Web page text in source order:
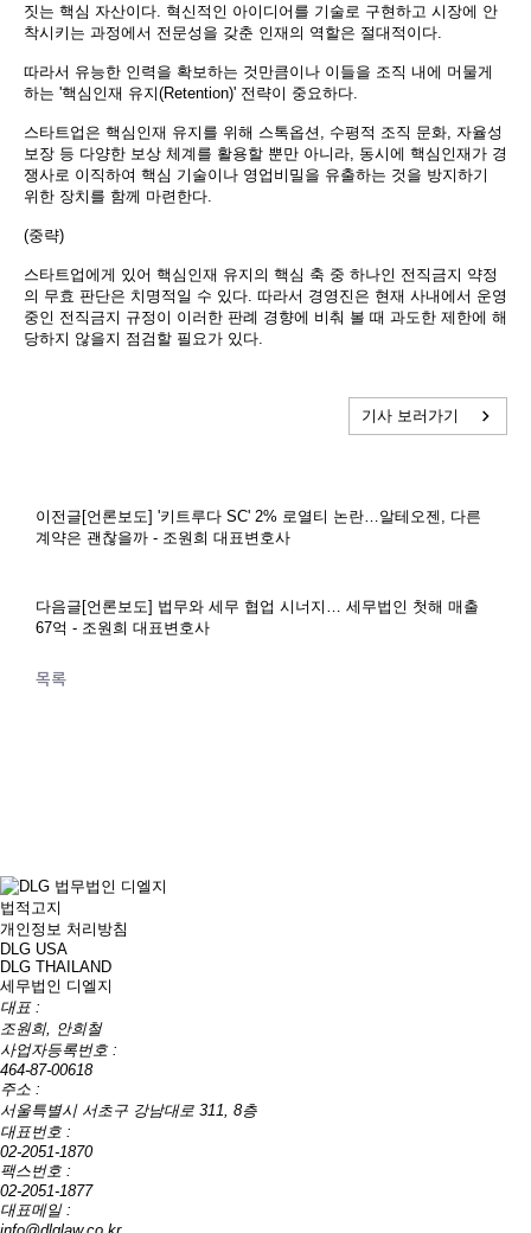
짓는 핵심 자산이다. 혁신적인 아이디어를 기술로 구현하고 시장에 안
착시키는 과정에서 전문성을 갖춘 인재의 역할은 절대적이다.
따라서 유능한 인력을 확보하는 것만큼이나 이들을 조직 내에 머물게
하는 '핵심인재 유지(Retention)' 전략이 중요하다.
스타트업은 핵심인재 유지를 위해 스톡옵션, 수평적 조직 문화, 자율성
보장 등 다양한 보상 체계를 활용할 뿐만 아니라, 동시에 핵심인재가 경
쟁사로 이직하여 핵심 기술이나 영업비밀을 유출하는 것을 방지하기
위한 장치를 함께 마련한다.
(중략)
스타트업에게 있어 핵심인재 유지의 핵심 축 중 하나인 전직금지 약정
의 무효 판단은 치명적일 수 있다. 따라서 경영진은 현재 사내에서 운영
중인 전직금지 규정이 이러한 판례 경향에 비춰 볼 때 과도한 제한에 해
당하지 않을지 점검할 필요가 있다.
기사 보러가기
이전글 [언론보도] '키트루다 SC' 2% 로열티 논란…알테오젠, 다른
계약은 괜찮을까 - 조원희 대표변호사
다음글 [언론보도] 법무와 세무 협업 시너지… 세무법인 첫해 매출
67억 - 조원희 대표변호사
목록
법적고지
개인정보 처리방침
DLG USA
DLG THAILAND
세무법인 디엘지
대표 :
조원희, 안희철
사업자등록번호 :
464-87-00618
주소 :
서울특별시 서초구 강남대로 311, 8층
대표번호 :
02-2051-1870
팩스번호 :
02-2051-1877
대표메일 :